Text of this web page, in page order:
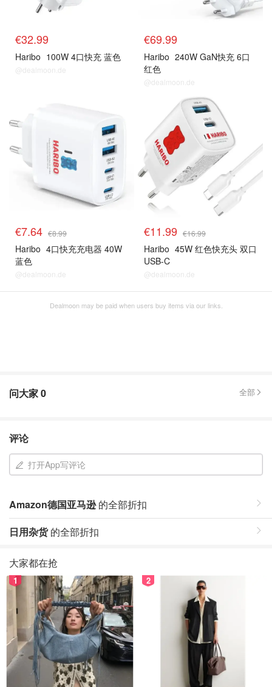
€32.99
Haribo 100W 4口快充 蓝色
@dealmoon.de
€69.99
Haribo 240W GaN快充 6口
红色
@dealmoon.de
€7.64 €8.99
Haribo 4口快充充电器 40W
蓝色
@dealmoon.de
€11.99 €16.99
Haribo 45W 红色快充头 双口
USB-C
@dealmoon.de
Dealmoon may be paid when users buy items via our links.
问大家0 全部
评论
打开App写评论
Amazon德国亚马逊的全部折扣
日用杂货的全部折扣
大家都在抢
1 2